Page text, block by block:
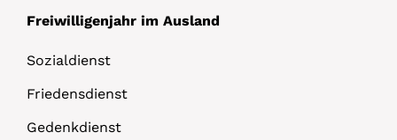
Freiwilligenjahr im Ausland
Sozialdienst
Friedensdienst
Gedenkdienst